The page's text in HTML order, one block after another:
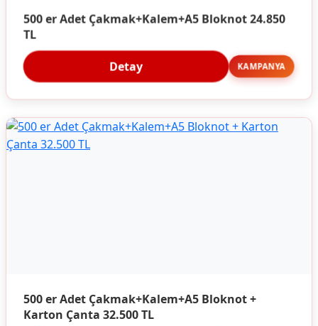
500 er Adet Çakmak+Kalem+A5 Bloknot 24.850
TL
Detay KAMPANYA
500 er Adet Çakmak+Kalem+A5 Bloknot +
Karton Çanta 32.500 TL